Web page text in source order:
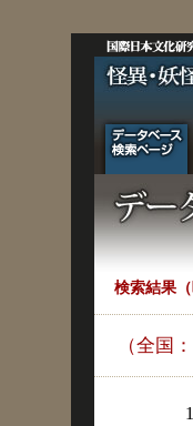
検索結果（
（全国